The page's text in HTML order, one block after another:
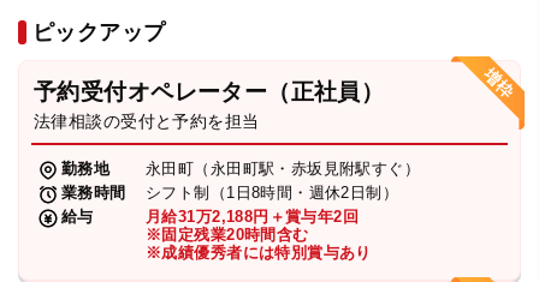
ピックアップ
予約受付オペレーター（正社員）
法律相談の受付と予約を担当
勤務地
永田町（永田町駅・赤坂見附駅すぐ）
業務時間
シフト制（1日8時間・週休2日制）
給与
月給31万2,188円＋賞与年2回
※固定残業20時間含む
※成績優秀者には特別賞与あり
ホーム
取扱分野
解決実績